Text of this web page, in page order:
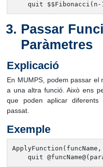
quit
Passar
Paràmetres
Explicació
En MUMPS, podem passar
a una altra funció. Això ens
que poden aplicar diferents
passat.
Exemple
ApplyFunction(funcName,
quit